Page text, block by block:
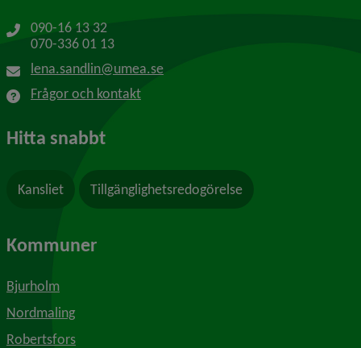
090-16 13 32
070-336 01 13
lena.sandlin@umea.se
Frågor och kontakt
Hitta snabbt
Kansliet Tillgänglighetsredogörelse
Kommuner
Bjurholm
Nordmaling
Robertsfors